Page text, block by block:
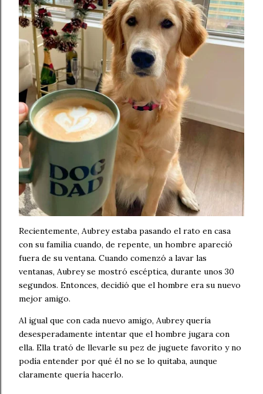
Recientemente, Aubrey estaba pasando el rato en casa
con su familia cuando, de repente, un hombre apareció
fuera de su ventana. Cuando comenzó a lavar las
ventanas, Aubrey se mostró escéptica, durante unos 30
segundos. Entonces, decidió que el hombre era su nuevo
mejor amigo.
Al igual que con cada nuevo amigo, Aubrey quería
desesperadamente intentar que el hombre jugara con
ella. Ella trató de llevarle su pez de juguete favorito y no
podía entender por qué él no se lo quitaba, aunque
claramente quería hacerlo.